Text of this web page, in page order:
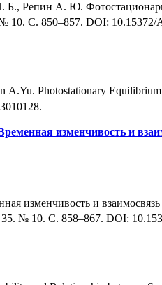
Репин А. Ю.
10. С. 850–857. DOI: 10.15372/
Photostationary
изменчивость и
и взаимосвязь
№ 10. С. 858–867. DOI: